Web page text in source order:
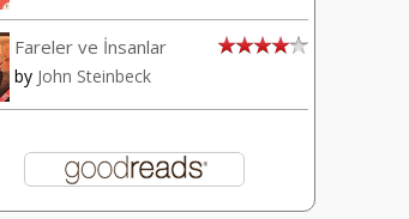
Fareler ve İnsanlar
by John Steinbeck